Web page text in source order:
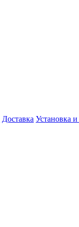
Доставка Установка